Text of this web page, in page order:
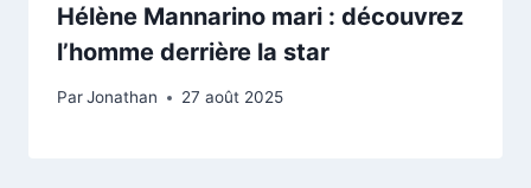
Hélène Mannarino mari : découvrez
l’homme derrière la star
ParJonathan 27 août 2025